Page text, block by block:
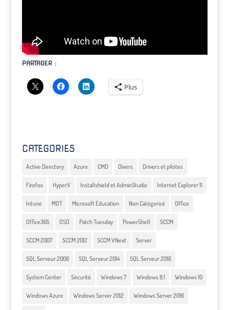
PARTAGER :
Plus
CATEGORIES
Active Directory Azure CMD Divers Drivers et pilotes
Firefox HyperV Installshield et AdminStudio Internet Explorer 11
Intune MDT Microsoft Education Non Catégorisé Office
Office365 OSD Patch Tuesday PowerShell SCCM
SCCM 2007 SCCM 2012 SCCM VNext Server
SQL Serveur 2008 SQL Serveur 2014 SQL Serveur 2016
System Center Sécurité Windows 7 Windows 8.1 Windows 10
Windows Azure Windows Server 2012 Windows Server 2016